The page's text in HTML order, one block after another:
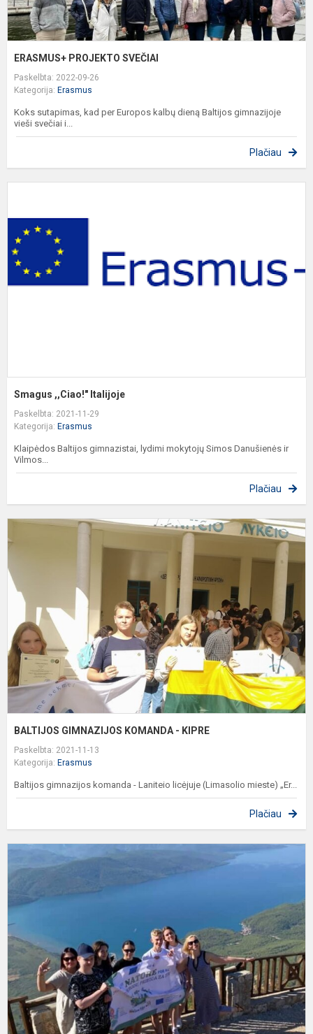
ERASMUS+ PROJEKTO SVEČIAI
Paskelbta: 2022-09-26
Kategorija: Erasmus
Koks sutapimas, kad per Europos kalbų dieną Baltijos gimnazijoje
vieši svečiai i...
Plačiau
Smagus ,,Ciao!" Italijoje
Paskelbta: 2021-11-29
Kategorija: Erasmus
Klaipėdos Baltijos gimnazistai, lydimi mokytojų Simos Danušienės ir
Vilmos...
Plačiau
BALTIJOS GIMNAZIJOS KOMANDA - KIPRE
Paskelbta: 2021-11-13
Kategorija: Erasmus
Baltijos gimnazijos komanda - Laniteio licėjuje (Limasolio mieste) „Er...
Plačiau